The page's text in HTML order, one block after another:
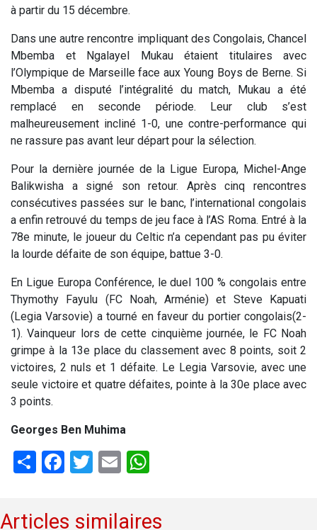
à partir du 15 décembre.
Dans une autre rencontre impliquant des Congolais, Chancel
Mbemba et Ngalayel Mukau étaient titulaires avec
l’Olympique de Marseille face aux Young Boys de Berne. Si
Mbemba a disputé l’intégralité du match, Mukau a été
remplacé en seconde période. Leur club s’est
malheureusement incliné 1-0, une contre-performance qui
ne rassure pas avant leur départ pour la sélection.
Pour la dernière journée de la Ligue Europa, Michel-Ange
Balikwisha a signé son retour. Après cinq rencontres
consécutives passées sur le banc, l’international congolais
a enfin retrouvé du temps de jeu face à l’AS Roma. Entré à la
78e minute, le joueur du Celtic n’a cependant pas pu éviter
la lourde défaite de son équipe, battue 3-0.
En Ligue Europa Conférence, le duel 100 % congolais entre
Thymothy Fayulu (FC Noah, Arménie) et Steve Kapuati
(Legia Varsovie) a tourné en faveur du portier congolais(2-
1). Vainqueur lors de cette cinquième journée, le FC Noah
grimpe à la 13e place du classement avec 8 points, soit 2
victoires, 2 nuls et 1 défaite. Le Legia Varsovie, avec une
seule victoire et quatre défaites, pointe à la 30e place avec
3 points.
Georges Ben Muhima
ShareFacebook
Twitter
Email
Articles similaires